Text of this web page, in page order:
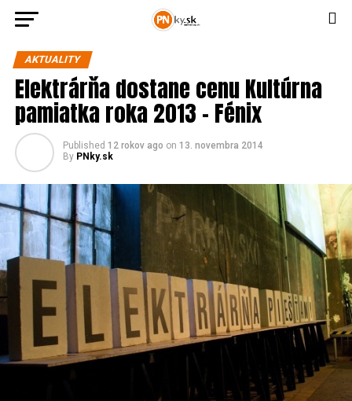
AKTUALITY
Elektrárňa dostane cenu Kultúrna
pamiatka roka 2013 – Fénix
Published 12 rokov ago on 13. novembra 2014
By PNky.sk